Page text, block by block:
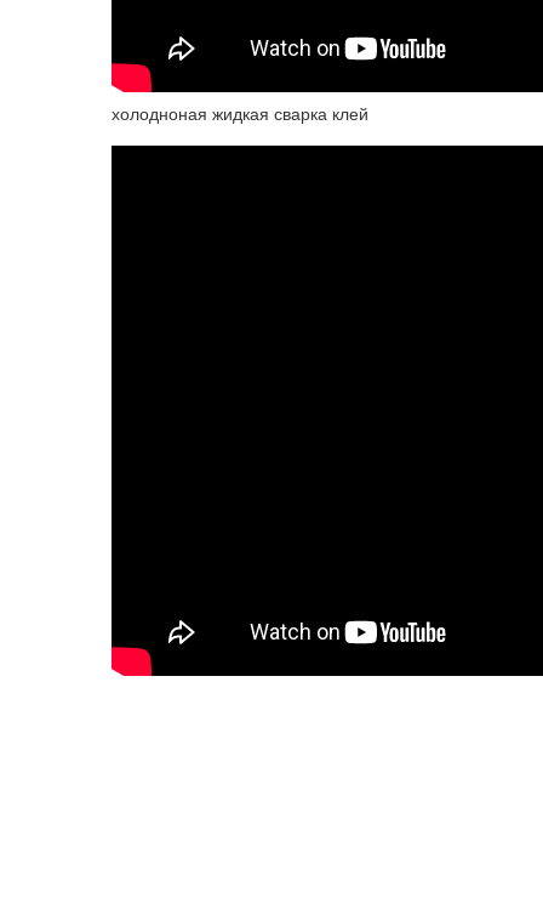
холодноная жидкая сварка клей